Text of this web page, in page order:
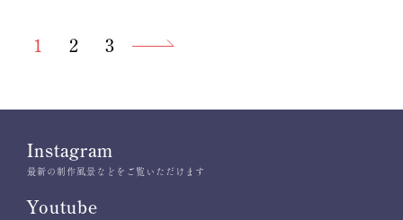
1 2 3
Instagram
最新の制作風景などをご覧いただけます
Youtube